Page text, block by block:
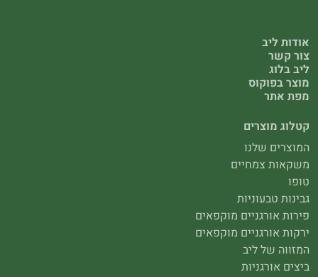
אודות ליב
צור קשר
ליב בלוג
מוצר בפוקוס
מפת אתר
קטלוג מוצרים
המוצרים שלנו
משקאות צמחיים
טופו
גבינות טבעוניות
פירות אורגניים מוקפאים
ירקות אורגניים מוקפאים
המזווה של ליב
ביצים אורגניות